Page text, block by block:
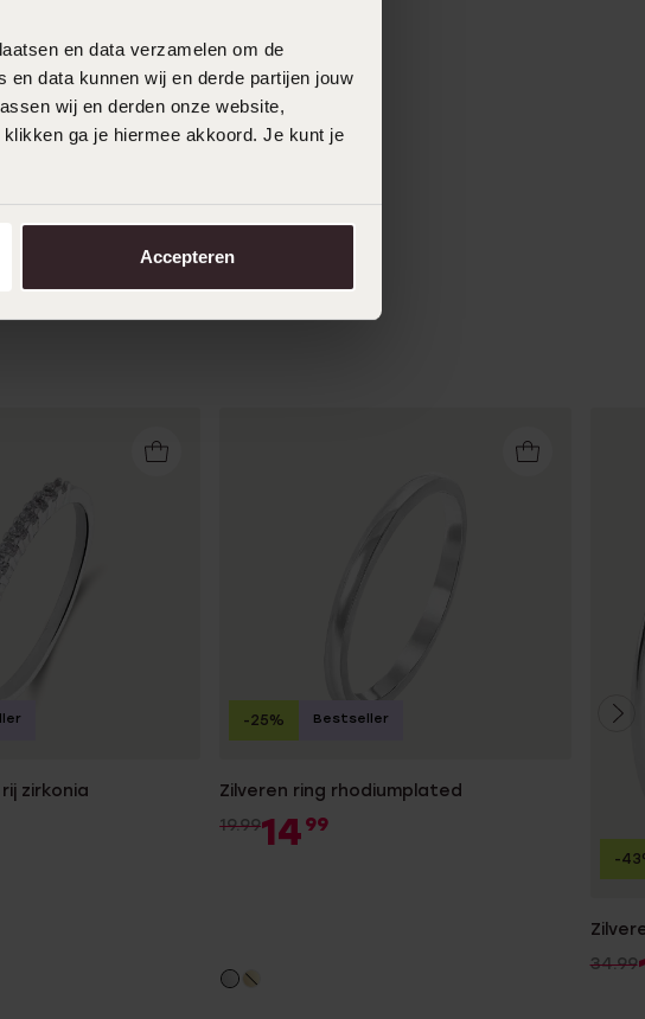
en data verzamelen om de
data kunnen wij en derde partijen jouw
wij en derden onze website,
ga je hiermee akkoord. Je kunt je
Accepteren
zirkonia
Zilveren ring rhodiumplated
19.9914 99
-25% Bestseller
34.99
-